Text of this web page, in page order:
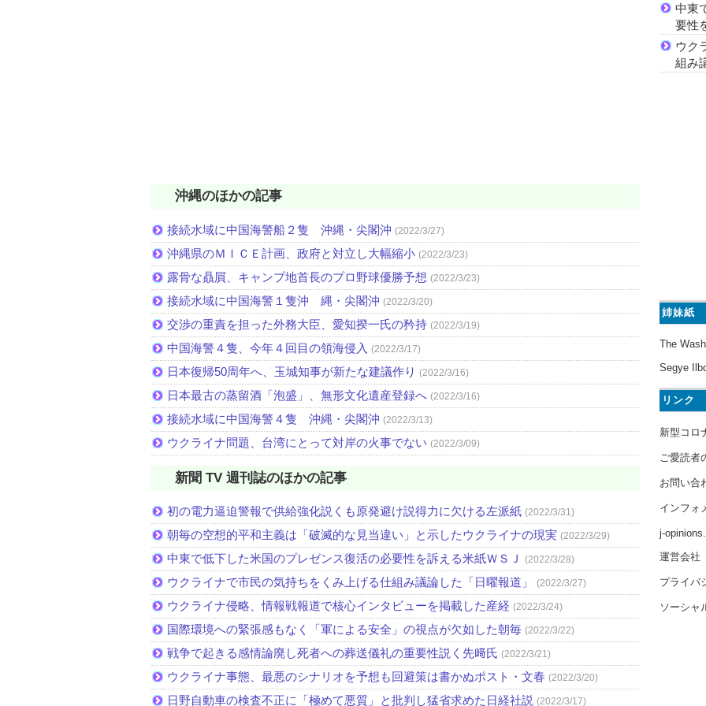
沖縄のほかの記事
接続水域に中国海警船２隻 沖縄・尖閣沖 (2022/3/27)
沖縄県のＭＩＣＥ計画、政府と対立し大幅縮小 (2022/3/23)
露骨な贔屓、キャンプ地首長のプロ野球優勝予想 (2022/3/23)
接続水域に中国海警１隻沖 縄・尖閣沖 (2022/3/20)
交渉の重責を担った外務大臣、愛知揆一氏の矜持 (2022/3/19)
中国海警４隻、今年４回目の領海侵入 (2022/3/17)
日本復帰50周年へ、玉城知事が新たな建議作り (2022/3/16)
日本最古の蒸留酒「泡盛」、無形文化遺産登録へ (2022/3/16)
接続水域に中国海警４隻 沖縄・尖閣沖 (2022/3/13)
ウクライナ問題、台湾にとって対岸の火事でない (2022/3/09)
新聞 TV 週刊誌のほかの記事
初の電力逼迫警報で供給強化説くも原発避け説得力に欠ける左派紙 (2022/3/31)
朝毎の空想的平和主義は「破滅的な見当違い」と示したウクライナの現実 (2022/3/29)
中東で低下した米国のプレゼンス復活の必要性を訴える米紙ＷＳＪ (2022/3/28)
ウクライナで市民の気持ちをくみ上げる仕組み議論した「日曜報道」 (2022/3/27)
ウクライナ侵略、情報戦報道で核心インタビューを掲載した産経 (2022/3/24)
国際環境への緊張感もなく「軍による安全」の視点が欠如した朝毎 (2022/3/22)
戦争で起きる感情論廃し死者への葬送儀礼の重要性説く先﨑氏 (2022/3/21)
ウクライナ事態、最悪のシナリオを予想も回避策は書かぬポスト・文春 (2022/3/20)
日野自動車の検査不正に「極めて悪質」と批判し猛省求めた日経社説 (2022/3/17)
中東
要性
ウク
組み
姉妹紙
The
Segye
リンク
新型コロ
ご愛読者
お問い合
インフォ
j-
運営会社
プライバ
ソーシャ